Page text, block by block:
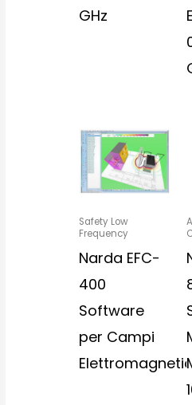
GHz
Safety Low
Frequency
Narda EFC-
400
Software
per Campi